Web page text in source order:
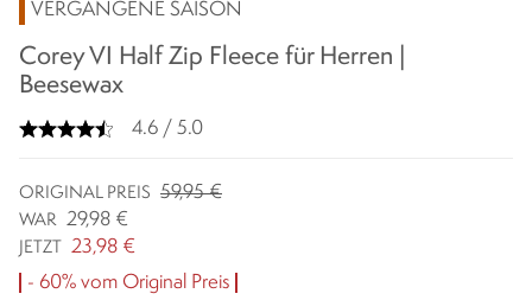
VERGANGENE SAISON
Corey VI Half Zip Fleece für Herren |
Beesewax
4.6 / 5.0
ORIGINAL PREIS 59,95 €
WAR 29,98 €
JETZT 23,98 €
- 60% vom Original Preis